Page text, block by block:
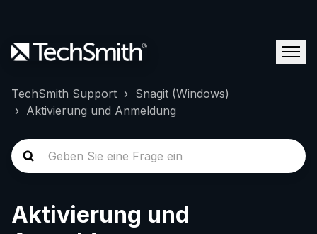
TechSmith Support
Snagit (Windows)
Aktivierung und Anmeldung
Aktivierung und